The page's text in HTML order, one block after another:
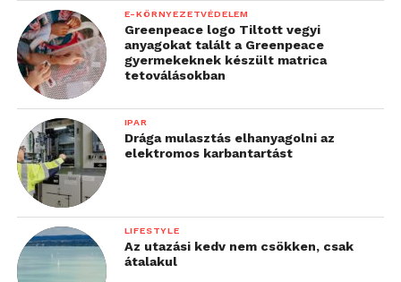
E-KÖRNYEZETVÉDELEM
Greenpeace logo Tiltott vegyi
anyagokat talált a Greenpeace
gyermekeknek készült matrica
tetoválásokban
IPAR
Drága mulasztás elhanyagolni az
elektromos karbantartást
LIFESTYLE
Az utazási kedv nem csökken, csak
átalakul